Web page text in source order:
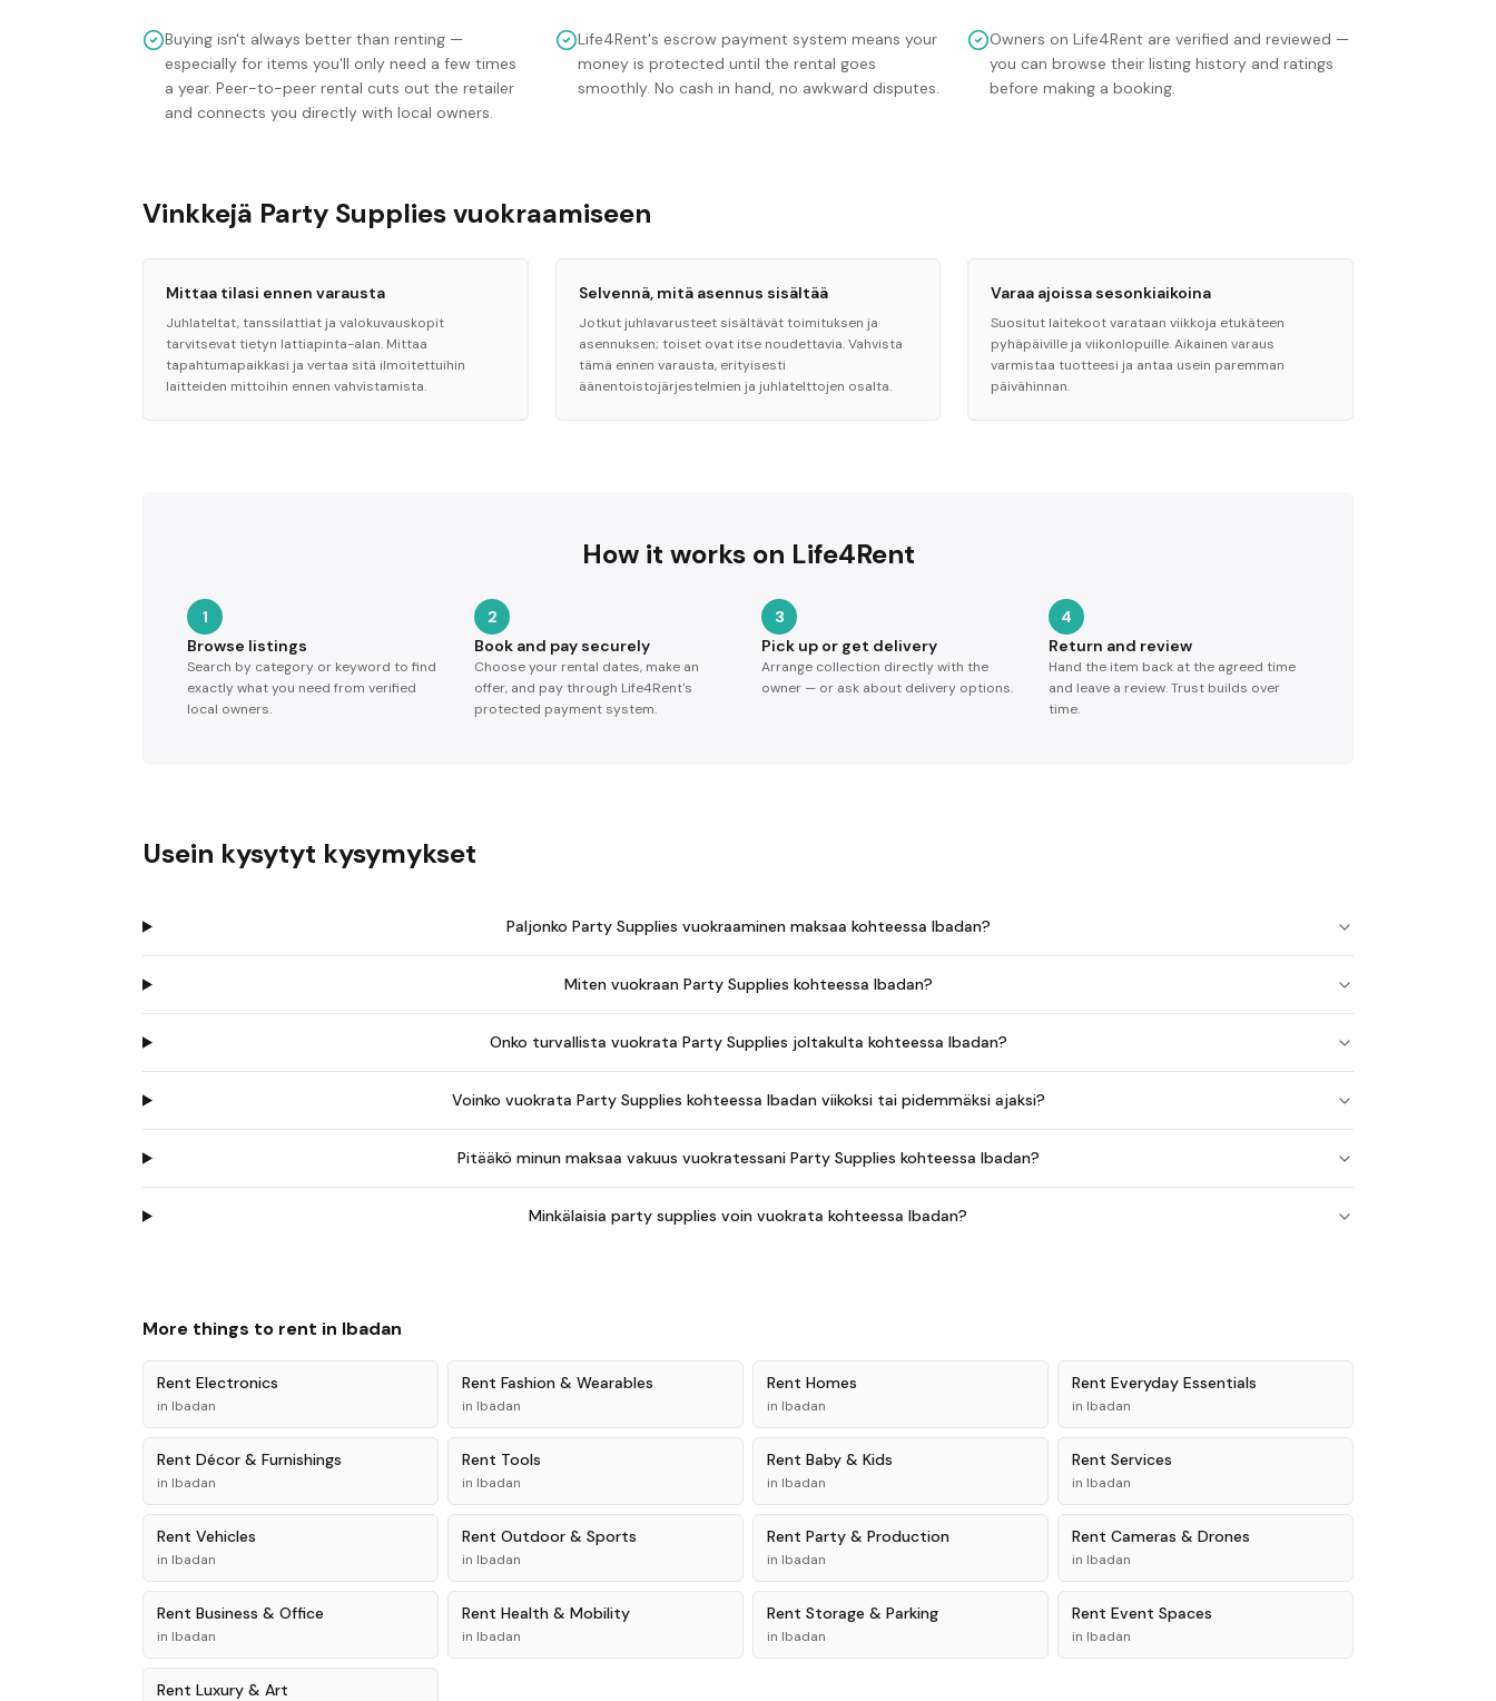
Buying isn't always better than renting —
especially for items you'll only need a few times
a year. Peer-to-peer rental cuts out the retailer
and connects you directly with local owners.
Life4Rent's escrow payment system means your
money is protected until the rental goes
smoothly. No cash in hand, no awkward disputes.
Owners on Life4Rent are verified and reviewed —
you can browse their listing history and ratings
before making a booking.
Vinkkejä Party Supplies vuokraamiseen
Mittaa tilasi ennen varausta
Juhlateltat, tanssilattiat ja valokuvauskopit
tarvitsevat tietyn lattiapinta-alan. Mittaa
tapahtumapaikkasi ja vertaa sitä ilmoitettuihin
laitteiden mittoihin ennen vahvistamista.
Selvennä, mitä asennus sisältää
Jotkut juhlavarusteet sisältävät toimituksen ja
asennuksen; toiset ovat itse noudettavia. Vahvista
tämä ennen varausta, erityisesti
äänentoistojärjestelmien ja juhlatelttojen osalta.
Varaa ajoissa sesonkiaikoina
Suositut laitekoot varataan viikkoja etukäteen
pyhäpäiville ja viikonlopuille. Aikainen varaus
varmistaa tuotteesi ja antaa usein paremman
päivähinnan.
How it works on Life4Rent
1
Browse listings
Search by category or keyword to find
exactly what you need from verified
local owners.
2
Book and pay securely
Choose your rental dates, make an
offer, and pay through Life4Rent's
protected payment system.
3
Pick up or get delivery
Arrange collection directly with the
owner — or ask about delivery options.
4
Return and review
Hand the item back at the agreed time
and leave a review. Trust builds over
time.
Usein kysytyt kysymykset
Paljonko Party Supplies vuokraaminen maksaa kohteessa Ibadan?
Miten vuokraan Party Supplies kohteessa Ibadan?
Onko turvallista vuokrata Party Supplies joltakulta kohteessa Ibadan?
Voinko vuokrata Party Supplies kohteessa Ibadan viikoksi tai pidemmäksi ajaksi?
Pitääkö minun maksaa vakuus vuokratessani Party Supplies kohteessa Ibadan?
Minkälaisia party supplies voin vuokrata kohteessa Ibadan?
More things to rent in Ibadan
Rent Electronics
in Ibadan
Rent Fashion & Wearables
in Ibadan
Rent Homes
in Ibadan
Rent Everyday Essentials
in Ibadan
Rent Décor & Furnishings
in Ibadan
Rent Tools
in Ibadan
Rent Baby & Kids
in Ibadan
Rent Services
in Ibadan
Rent Vehicles
in Ibadan
Rent Outdoor & Sports
in Ibadan
Rent Party & Production
in Ibadan
Rent Cameras & Drones
in Ibadan
Rent Business & Office
in Ibadan
Rent Health & Mobility
in Ibadan
Rent Storage & Parking
in Ibadan
Rent Event Spaces
in Ibadan
Rent Luxury & Art